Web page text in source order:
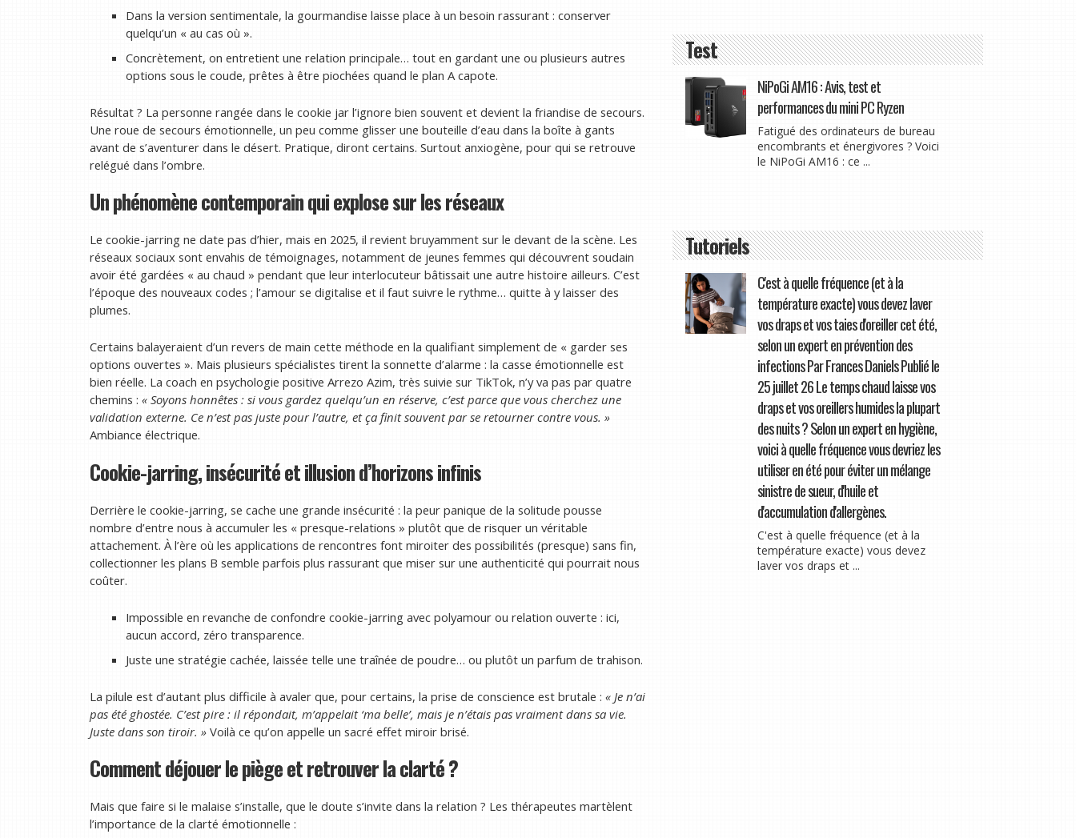
Dans la version sentimentale, la gourmandise laisse place à un besoin rassurant : conserver
quelqu’un « au cas où ».
Concrètement, on entretient une relation principale… tout en gardant une ou plusieurs autres
options sous le coude, prêtes à être piochées quand le plan A capote.
Résultat ? La personne rangée dans le cookie jar l’ignore bien souvent et devient la friandise de secours.
Une roue de secours émotionnelle, un peu comme glisser une bouteille d’eau dans la boîte à gants
avant de s’aventurer dans le désert. Pratique, diront certains. Surtout anxiogène, pour qui se retrouve
relégué dans l’ombre.
Un phénomène contemporain qui explose sur les réseaux
Le cookie-jarring ne date pas d’hier, mais en 2025, il revient bruyamment sur le devant de la scène. Les
réseaux sociaux sont envahis de témoignages, notamment de jeunes femmes qui découvrent soudain
avoir été gardées « au chaud » pendant que leur interlocuteur bâtissait une autre histoire ailleurs. C’est
l’époque des nouveaux codes ; l’amour se digitalise et il faut suivre le rythme… quitte à y laisser des
plumes.
Certains balayeraient d’un revers de main cette méthode en la qualifiant simplement de « garder ses
options ouvertes ». Mais plusieurs spécialistes tirent la sonnette d’alarme : la casse émotionnelle est
bien réelle. La coach en psychologie positive Arrezo Azim, très suivie sur TikTok, n’y va pas par quatre
chemins : « Soyons honnêtes : si vous gardez quelqu’un en réserve, c’est parce que vous cherchez une
validation externe. Ce n’est pas juste pour l’autre, et ça finit souvent par se retourner contre vous. »
Ambiance électrique.
Cookie-jarring, insécurité et illusion d’horizons infinis
Derrière le cookie-jarring, se cache une grande insécurité : la peur panique de la solitude pousse
nombre d’entre nous à accumuler les « presque-relations » plutôt que de risquer un véritable
attachement. À l’ère où les applications de rencontres font miroiter des possibilités (presque) sans fin,
collectionner les plans B semble parfois plus rassurant que miser sur une authenticité qui pourrait nous
coûter.
Impossible en revanche de confondre cookie-jarring avec polyamour ou relation ouverte : ici,
aucun accord, zéro transparence.
Juste une stratégie cachée, laissée telle une traînée de poudre… ou plutôt un parfum de trahison.
La pilule est d’autant plus difficile à avaler que, pour certains, la prise de conscience est brutale : « Je n’ai
pas été ghostée. C’est pire : il répondait, m’appelait ‘ma belle’, mais je n’étais pas vraiment dans sa vie.
Juste dans son tiroir. » Voilà ce qu’on appelle un sacré effet miroir brisé.
Comment déjouer le piège et retrouver la clarté ?
Mais que faire si le malaise s’installe, que le doute s’invite dans la relation ? Les thérapeutes martèlent
l’importance de la clarté émotionnelle :
Test
NiPoGi AM16 : Avis, test et
performances du mini PC Ryzen
Fatigué des ordinateurs de bureau
encombrants et énergivores ? Voici
le NiPoGi AM16 : ce ...
Tutoriels
C'est à quelle fréquence (et à la
température exacte) vous devez laver
vos draps et vos taies d'oreiller cet été,
selon un expert en prévention des
infections Par Frances Daniels Publié le
25 juillet 26 Le temps chaud laisse vos
draps et vos oreillers humides la plupart
des nuits ? Selon un expert en hygiène,
voici à quelle fréquence vous devriez les
utiliser en été pour éviter un mélange
sinistre de sueur, d'huile et
d'accumulation d'allergènes.
C'est à quelle fréquence (et à la
température exacte) vous devez
laver vos draps et ...